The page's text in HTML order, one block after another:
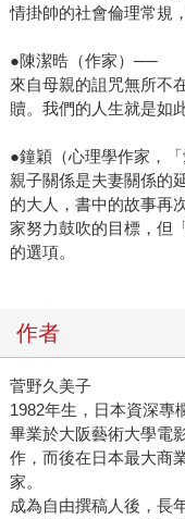
情掛帥的社會倫理常規
●陳潔晧（作家）──
來自母親的詛咒無所不
贖。我們的人生就是如此
●鐘穎（心理學作家，
親子關係是夫妻關係的
的大人，書中的故事再
家努力鼓吹的目標，但
的選項。
作者
菅野久美子
1982年生，日本資深專
畢業於大阪藝術大學電
作，而後在日本最大商
家。
成為自由撰稿人後，長